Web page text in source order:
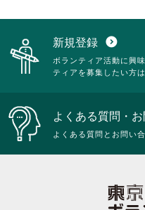
新規登録 expand_circle_down
ボランティア活動に興
ティアを募集したい方
よくある質問・
よくある質問とお問い